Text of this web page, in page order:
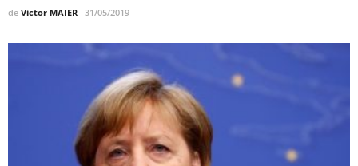
de Victor MAIER 31/05/2019